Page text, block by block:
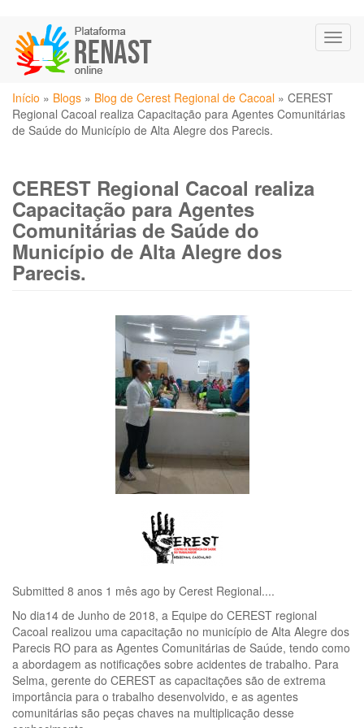
para
conteúdo
principal
Você
está
aqui
Início » Blogs » Blog de Cerest Regional de Cacoal » CEREST
Regional Cacoal realiza Capacitação para Agentes Comunitárias
de Saúde do Município de Alta Alegre dos Parecis.
CEREST Regional Cacoal realiza
Capacitação para Agentes
Comunitárias de Saúde do
Município de Alta Alegre dos
Parecis.
Submitted 8 anos 1 mês ago by Cerest Regional....
No dia14 de Junho de 2018, a Equipe do CEREST regional
Cacoal realizou uma capacitação no município de Alta Alegre dos
Parecis RO para as Agentes Comunitárias de Saúde, tendo como
a abordagem as notificações sobre acidentes de trabalho. Para
Selma, gerente do CEREST as capacitações são de extrema
importância para o trabalho desenvolvido, e as agentes
comunitárias são peças chaves na multiplicação desse